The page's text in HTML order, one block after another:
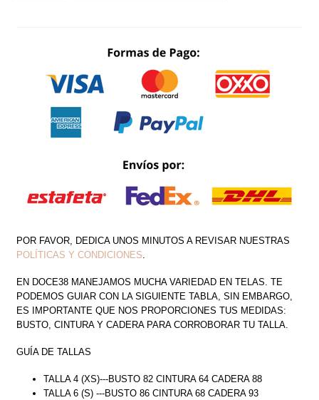
CANTIDAD
POR FAVOR, DEDICA UNOS MINUTOS A REVISAR NUESTRAS
POLÍTICAS Y CONDICIONES.
EN DOCE38 MANEJAMOS MUCHA VARIEDAD EN TELAS. TE
PODEMOS GUIAR CON LA SIGUIENTE TABLA, SIN EMBARGO,
ES IMPORTANTE QUE NOS PROPORCIONES TUS MEDIDAS:
BUSTO, CINTURA Y CADERA PARA CORROBORAR TU TALLA.
GUÍA DE TALLAS
TALLA 4 (XS)---BUSTO 82 CINTURA 64 CADERA 88
TALLA 6 (S) ---BUSTO 86 CINTURA 68 CADERA 93